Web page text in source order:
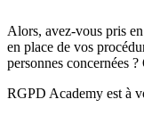
Alors, avez-vous pris
en place de vos
personnes concernées
RGPD Academy est à